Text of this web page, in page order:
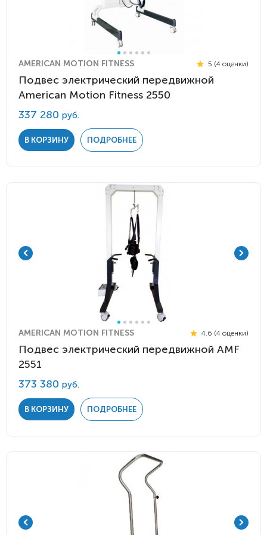
AMERICAN MOTION FITNESS 5 (4 оценки)
Подвес электрический передвижной
American Motion Fitness 2550
337 280 руб.
В КОРЗИНУ ПОДРОБНЕЕ
AMERICAN MOTION FITNESS 4.6 (4 оценки)
Подвес электрический передвижной AMF
2551
373 380 руб.
В КОРЗИНУ ПОДРОБНЕЕ